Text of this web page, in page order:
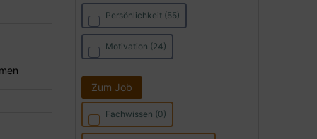
Persönlichkeit (55)
Motivation (24)
Zum Job
Fachwissen (0)